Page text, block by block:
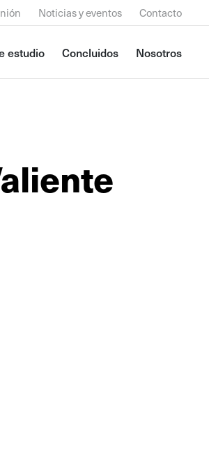
Noticias y eventos Contacto
estudio Concluidos Nosotros